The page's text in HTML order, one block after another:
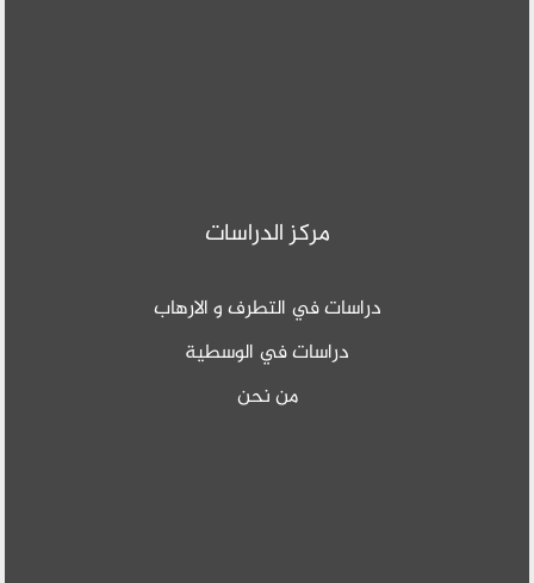
مركز الدراسات
دراسات في التطرف و الارهاب
دراسات في الوسطية
من نحن